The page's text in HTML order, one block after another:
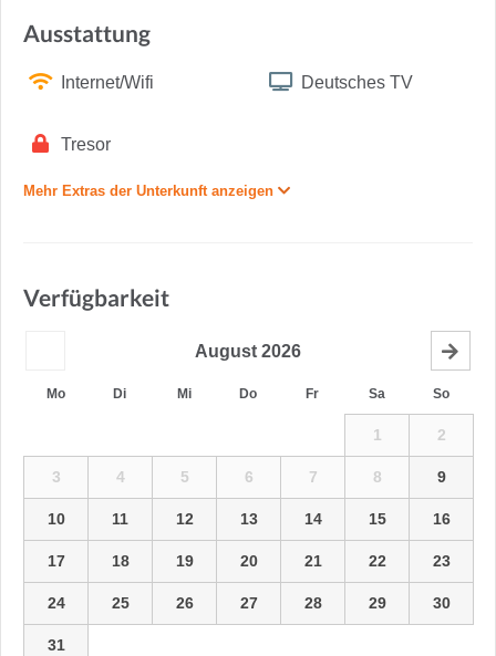
Ausstattung
Internet/Wifi Deutsches TV
Tresor
Mehr Extras der Unterkunft anzeigen
Verfügbarkeit
August 2026
Mo Di Mi Do Fr Sa So
1 2
3 4 5 6 7 8 9
10 11 12 13 14 15 16
17 18 19 20 21 22 23
24 25 26 27 28 29 30
31